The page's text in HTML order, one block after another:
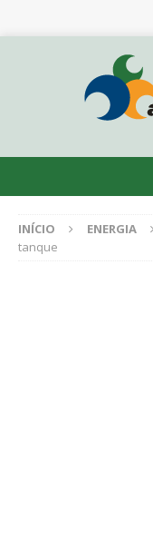
INÍCIO ENERGIA
tanque